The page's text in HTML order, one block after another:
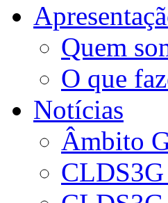
Quem
O que
Notícias
Âmbito